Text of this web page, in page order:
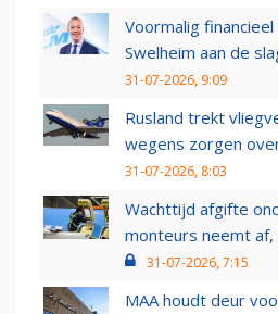
Voormalig
Swelheim aan de
31-07-2026, 9:09
Rusland trekt
wegens zorgen
31-07-2026, 8:03
Wachttijd afgifte
monteurs neemt
31-07-2026, 7:15
MAA houdt deur